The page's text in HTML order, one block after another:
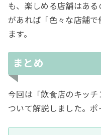
も、楽しめる店舗はあ
があれば「色々な店舗
ます。
まとめ
今回は「飲食店のキッ
ついて解説しました。ポ